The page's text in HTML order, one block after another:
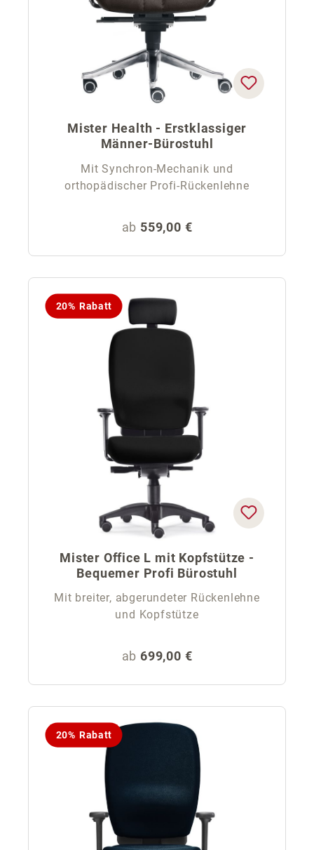
Mister Health - Erstklassiger
Männer-Bürostuhl
Mit Synchron-Mechanik und
orthopädischer Profi-Rückenlehne
Regulärer Preis:
ab 559,00 €
20% Rabatt
Mister Office L mit Kopfstütze -
Bequemer Profi Bürostuhl
Mit breiter, abgerundeter Rückenlehne
und Kopfstütze
Regulärer Preis:
ab 699,00 €
20% Rabatt